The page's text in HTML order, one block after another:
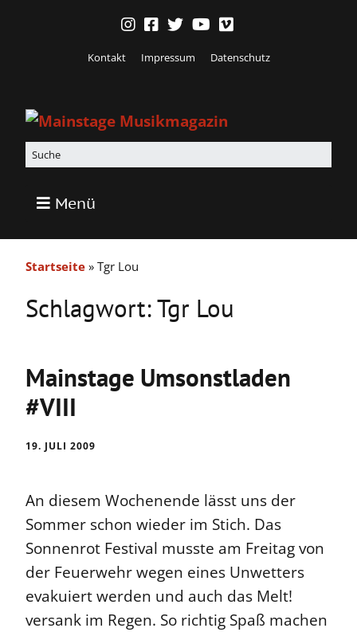
Kontakt Impressum Datenschutz
Menü
Startseite » Tgr Lou
Schlagwort:Tgr Lou
Mainstage Umsonstladen
#VIII
19. JULI 2009
An diesem Wochenende lässt uns der
Sommer schon wieder im Stich. Das
Sonnenrot Festival musste am Freitag von
der Feuerwehr wegen eines Unwetters
evakuiert werden und auch das Melt!
versank im Regen. So richtig Spaß machen